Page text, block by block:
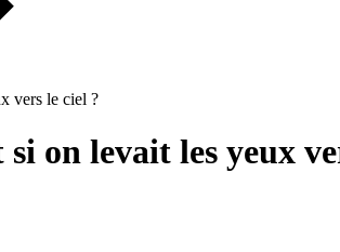
vers le ciel ?
on levait les yeux